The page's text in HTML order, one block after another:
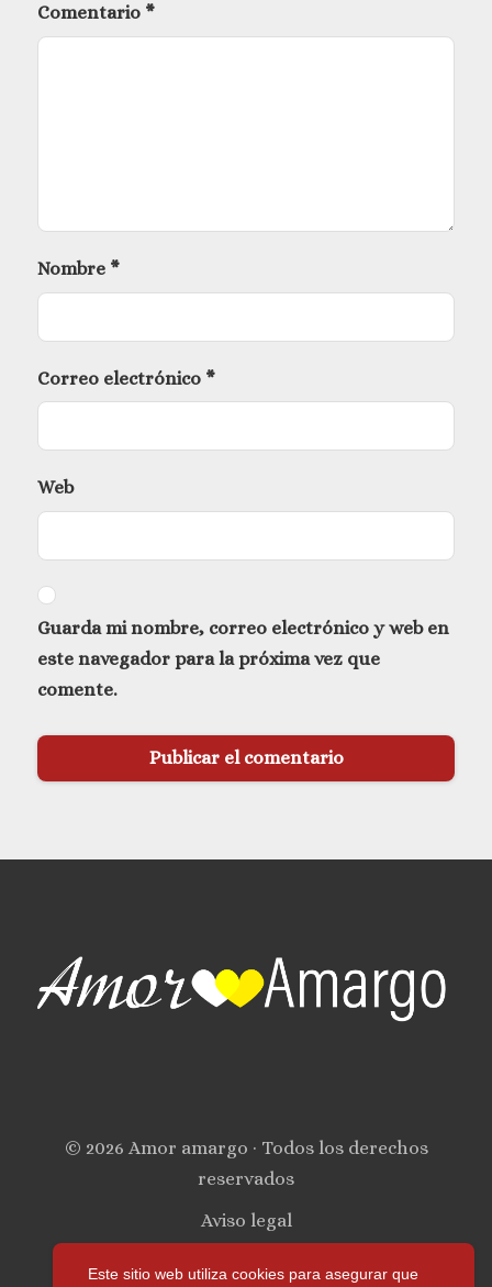
Comentario *
Nombre *
Correo electrónico *
Web
Guarda mi nombre, correo electrónico y web en
este navegador para la próxima vez que
comente.
© 2026 Amor amargo · Todos los derechos
reservados
Aviso legal
Este sitio web utiliza cookies para asegurar que